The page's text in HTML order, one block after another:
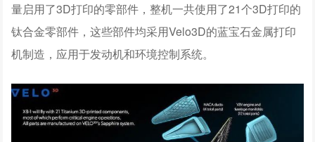
量启用了3D打印的零部件，整机一共使用了21个3D打印的
钛合金零部件，这些部件均采用Velo3D的蓝宝石金属打印
机制造，应用于发动机和环境控制系统。